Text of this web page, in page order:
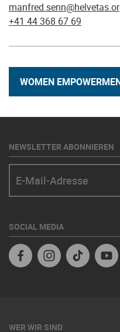
+41 44 368 67 69
WOMEN
NEWSLETTER ABONNIEREN
SOCIAL MEDIA
FacebookInstagramTikTok
WER WIR SIND